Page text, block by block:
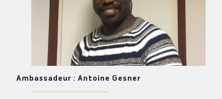
Ambassadeur : Antoine Gesner